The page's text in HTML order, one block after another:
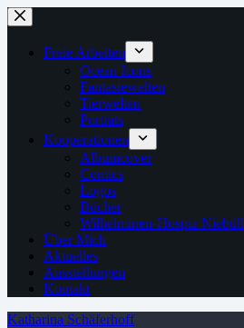
Zum
Inhalt
springenFreie Arbeiten
Ocean Icons
Fantasiewelten
Tierwelten
Porträts
Kooperationen
Albumcover
Comics
Logos
Bücher
Wilhelminen-Hospiz Niebüll
Über Mich
Aktuelles
Ausstellungen
Kontakt
Katharina Schäferhoff